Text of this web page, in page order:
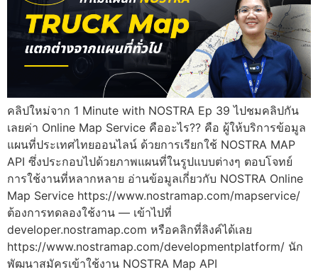
คลิปใหม่จาก 1 Minute with NOSTRA Ep 39 ไปชมคลิปกัน
เลยค่า Online Map Service คืออะไร?? คือ ผู้ให้บริการข้อมูล
แผนที่ประเทศไทยออนไลน์ ด้วยการเรียกใช้ NOSTRA MAP
API ซึ่งประกอบไปด้วยภาพแผนที่ในรูปแบบต่างๆ ตอบโจทย์
การใช้งานที่หลากหลาย อ่านข้อมูลเกี่ยวกับ NOSTRA Online
Map Service https://www.nostramap.com/mapservice/
ต้องการทดลองใช้งาน — เข้าไปที่
developer.nostramap.com หรือคลิกที่ลิงค์ได้เลย
https://www.nostramap.com/developmentplatform/ นัก
พัฒนาสมัครเข้าใช้งาน NOSTRA Map API